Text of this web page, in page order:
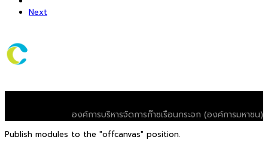
Next
องค์การบริหารจัดการก๊าซเรือนกระจก (องค์การมหาชน)
Publish modules to the "offcanvas" position.